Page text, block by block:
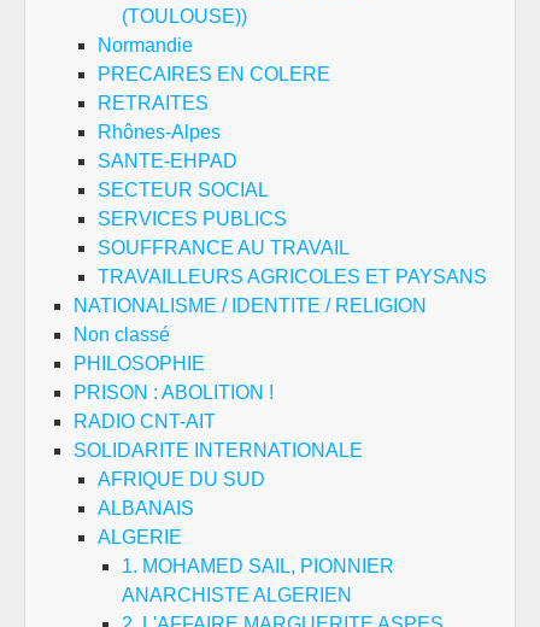
(TOULOUSE))
Normandie
PRECAIRES EN COLERE
RETRAITES
Rhônes-Alpes
SANTE-EHPAD
SECTEUR SOCIAL
SERVICES PUBLICS
SOUFFRANCE AU TRAVAIL
TRAVAILLEURS AGRICOLES ET PAYSANS
NATIONALISME / IDENTITE / RELIGION
Non classé
PHILOSOPHIE
PRISON : ABOLITION !
RADIO CNT-AIT
SOLIDARITE INTERNATIONALE
AFRIQUE DU SUD
ALBANAIS
ALGERIE
1. MOHAMED SAIL, PIONNIER
ANARCHISTE ALGERIEN